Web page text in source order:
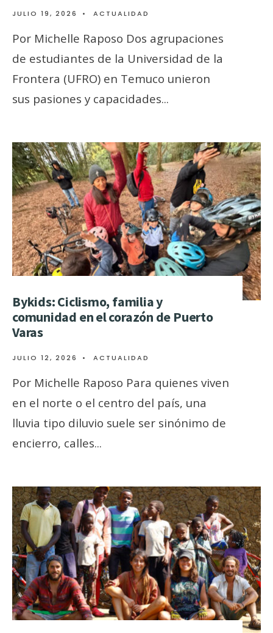
JULIO 19, 2026 • ACTUALIDAD
Por Michelle Raposo Dos agrupaciones
de estudiantes de la Universidad de la
Frontera (UFRO) en Temuco unieron
sus pasiones y capacidades...
Bykids: Ciclismo, familia y
comunidad en el corazón de Puerto
Varas
JULIO 12, 2026 • ACTUALIDAD
Por Michelle Raposo Para quienes viven
en el norte o el centro del país, una
lluvia tipo diluvio suele ser sinónimo de
encierro, calles...